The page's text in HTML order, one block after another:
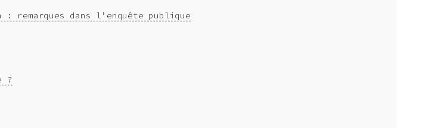
: remarques dans l’enquête publique
?